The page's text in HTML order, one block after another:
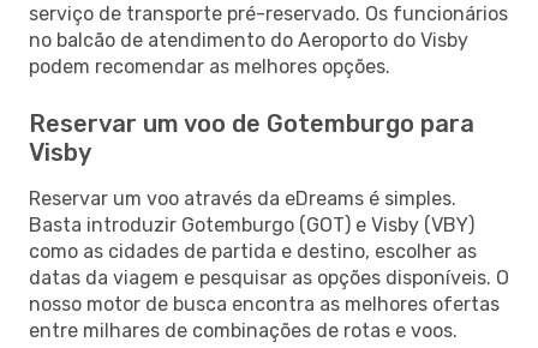
serviço de transporte pré-reservado. Os funcionários
no balcão de atendimento do Aeroporto do Visby
podem recomendar as melhores opções.
Reservar um voo de Gotemburgo para
Visby
Reservar um voo através da eDreams é simples.
Basta introduzir Gotemburgo (GOT) e Visby (VBY)
como as cidades de partida e destino, escolher as
datas da viagem e pesquisar as opções disponíveis. O
nosso motor de busca encontra as melhores ofertas
entre milhares de combinações de rotas e voos.